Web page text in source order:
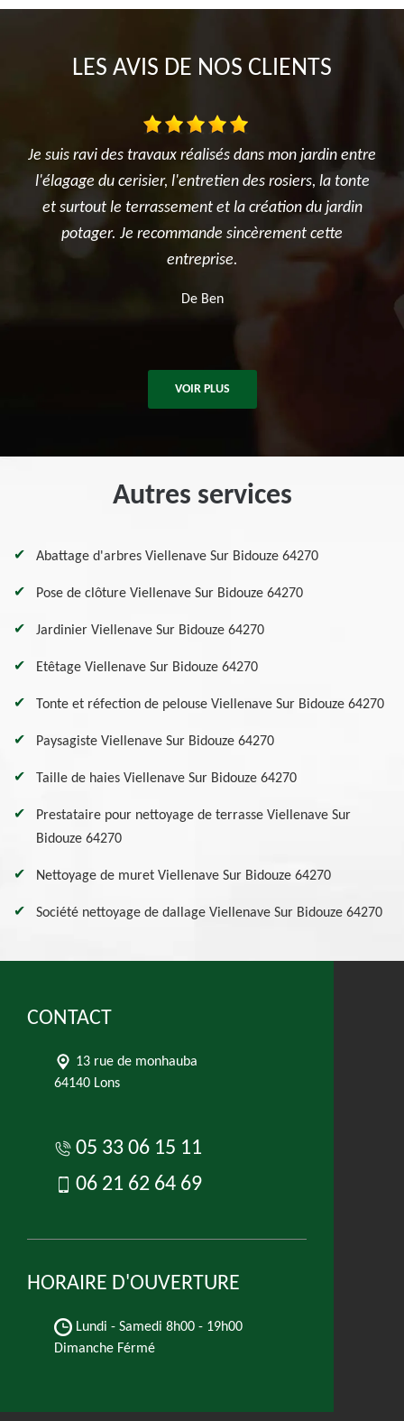
LES AVIS DE NOS CLIENTS
entre
la tonte
jardin
Très satisfait de l'intervention. Travail d'élagage
réalisé avec sérieux et professionnalisme. L'équipe
été ponctuelle, efficace et a laissé le chantier
après les travaux. Je recommande sans hésitation
pour tous vos besoins en élagage et entretien
VOIR PLUS
Autres services
Abattage d'arbres Viellenave Sur Bidouze 64270
Pose de clôture Viellenave Sur Bidouze 64270
Jardinier Viellenave Sur Bidouze 64270
Etêtage Viellenave Sur Bidouze 64270
Tonte et réfection de pelouse Viellenave Sur Bidouze 64270
Paysagiste Viellenave Sur Bidouze 64270
Taille de haies Viellenave Sur Bidouze 64270
Prestataire pour nettoyage de terrasse Viellenave Sur
Bidouze 64270
Nettoyage de muret Viellenave Sur Bidouze 64270
Société nettoyage de dallage Viellenave Sur Bidouze 64270
CONTACT
13 rue de monhauba
64140 Lons
05 33 06 15 11
06 21 62 64 69
HORAIRE D'OUVERTURE
Lundi - Samedi 8h00 - 19h00
Dimanche Férmé